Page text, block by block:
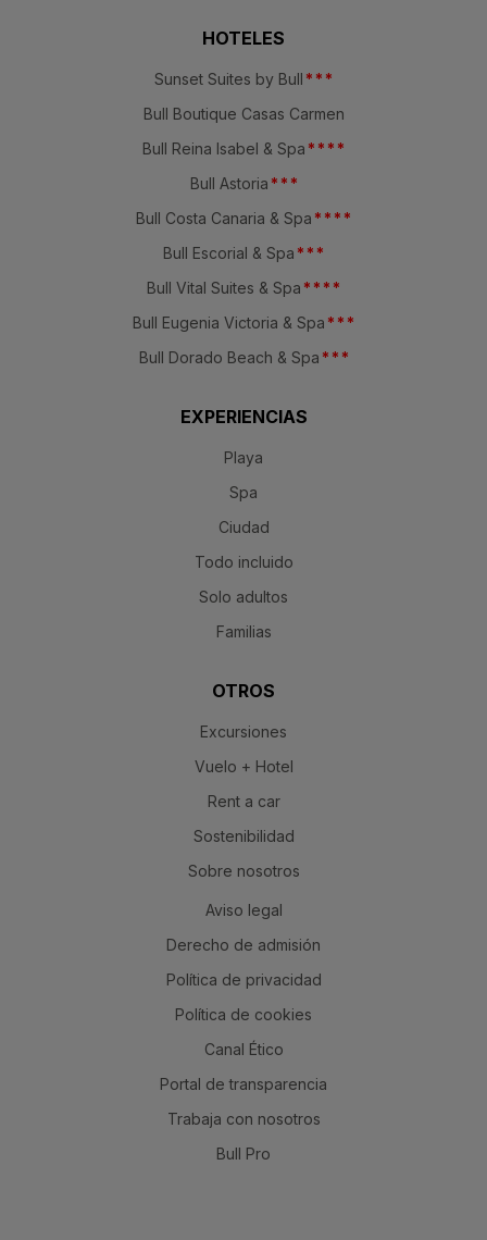
HOTELES
Sunset Suites by Bull * * *
Bull Boutique Casas Carmen
Bull Reina Isabel & Spa * * * *
Bull Astoria * * *
Bull Costa Canaria & Spa * * * *
Bull Escorial & Spa * * *
Bull Vital Suites & Spa * * * *
Bull Eugenia Victoria & Spa * * *
Bull Dorado Beach & Spa * * *
EXPERIENCIAS
Playa
Spa
Ciudad
Todo incluido
Solo adultos
Familias
OTROS
Excursiones
Vuelo + Hotel
Rent a car
Sostenibilidad
Sobre nosotros
Aviso legal
Derecho de admisión
Política de privacidad
Política de cookies
Canal Ético
Portal de transparencia
Trabaja con nosotros
Bull Pro